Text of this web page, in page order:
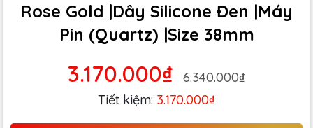
Rose Gold |Dây Silicone Đen |Máy
Pin (Quartz) |Size 38mm
3.170.000₫
6.340.000₫
Tiết kiệm: 3.170.000₫